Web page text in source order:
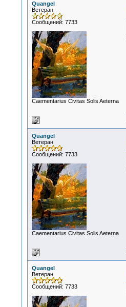
Quangel
Ветеран
Сообщений: 7733
Сaementarius Civitas Solis Aeterna
Quangel
Ветеран
Сообщений: 7733
Сaementarius Civitas Solis Aeterna
Quangel
Ветеран
Сообщений: 7733